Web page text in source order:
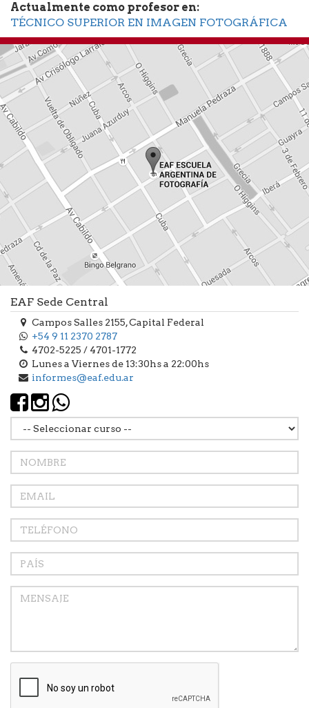
Actualmente como profesor en:
TÉCNICO SUPERIOR EN IMAGEN FOTOGRÁFICA
EAF Sede Central
Campos Salles 2155, Capital Federal
+54 9 11 2370 2787
4702-5225 / 4701-1772
Lunes a Viernes de 13:30hs a 22:00hs
informes@eaf.edu.ar